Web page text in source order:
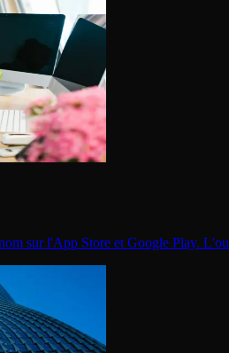
sur l'App Store et Google Play.